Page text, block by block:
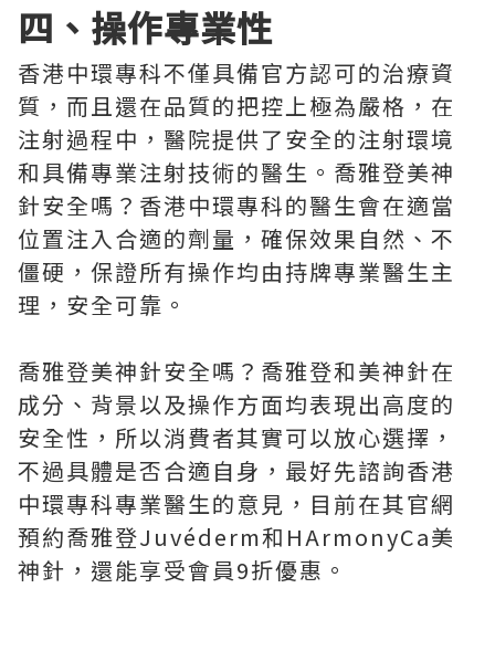
四、操作專業性
香港中環專科不僅具備官方認可的治療資
質，而且還在品質的把控上極為嚴格，在
注射過程中，醫院提供了安全的注射環境
和具備專業注射技術的醫生。喬雅登美神
針安全嗎？香港中環專科的醫生會在適當
位置注入合適的劑量，確保效果自然、不
僵硬，保證所有操作均由持牌專業醫生主
理，安全可靠。
喬雅登美神針安全嗎？喬雅登和美神針在
成分、背景以及操作方面均表現出高度的
安全性，所以消費者其實可以放心選擇，
不過具體是否合適自身，最好先諮詢香港
中環專科專業醫生的意見，目前在其官網
預約喬雅登Juvéderm和HArmonyCa美
神針，還能享受會員9折優惠。